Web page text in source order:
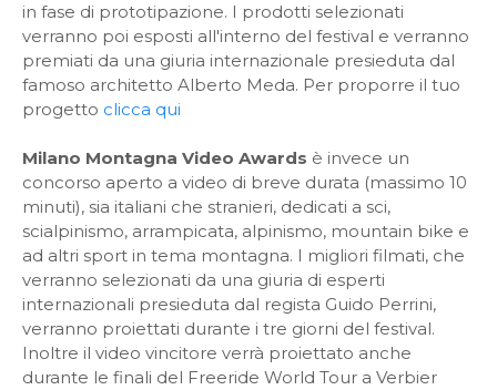
in fase di prototipazione. I prodotti selezionati
verranno poi esposti all'interno del festival e verranno
premiati da una giuria internazionale presieduta dal
famoso architetto Alberto Meda. Per proporre il tuo
progetto clicca qui
Milano Montagna Video Awards è invece un
concorso aperto a video di breve durata (massimo 10
minuti), sia italiani che stranieri, dedicati a sci,
scialpinismo, arrampicata, alpinismo, mountain bike e
ad altri sport in tema montagna. I migliori filmati, che
verranno selezionati da una giuria di esperti
internazionali presieduta dal regista Guido Perrini,
verranno proiettati durante i tre giorni del festival.
Inoltre il video vincitore verrà proiettato anche
durante le finali del Freeride World Tour a Verbier